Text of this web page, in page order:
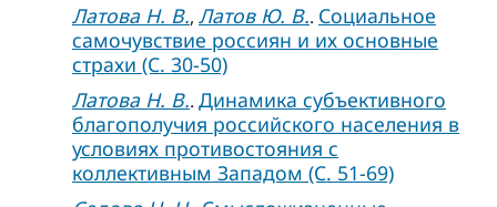
Латова Н. В., Латов Ю. В.. Социальное
самочувствие россиян и их основные
страхи (C. 30-50)
Латова Н. В.. Динамика субъективного
благополучия российского населения в
условиях противостояния с
коллективным Западом (C. 51-69)